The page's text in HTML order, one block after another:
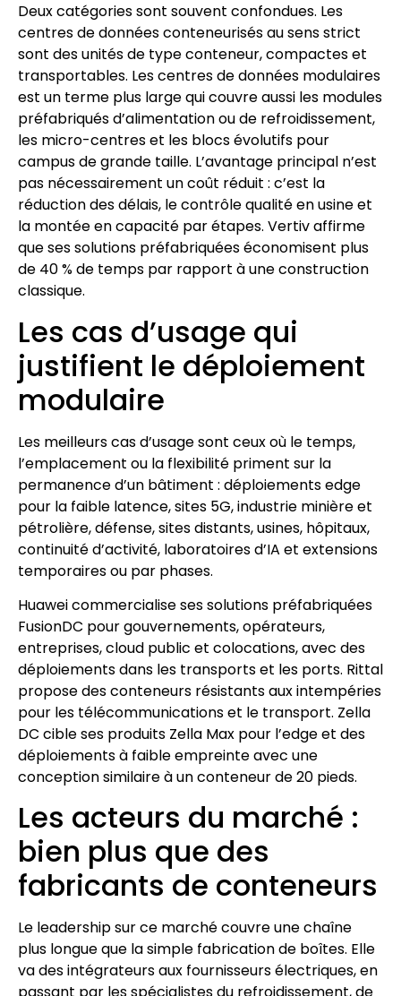
Deux catégories sont souvent confondues. Les
centres de données conteneurisés au sens strict
sont des unités de type conteneur, compactes et
transportables. Les centres de données modulaires
est un terme plus large qui couvre aussi les modules
préfabriqués d’alimentation ou de refroidissement,
les micro-centres et les blocs évolutifs pour
campus de grande taille. L’avantage principal n’est
pas nécessairement un coût réduit : c’est la
réduction des délais, le contrôle qualité en usine et
la montée en capacité par étapes. Vertiv affirme
que ses solutions préfabriquées économisent plus
de 40 % de temps par rapport à une construction
classique.
Les cas d’usage qui
justifient le déploiement
modulaire
Les meilleurs cas d’usage sont ceux où le temps,
l’emplacement ou la flexibilité priment sur la
permanence d’un bâtiment : déploiements edge
pour la faible latence, sites 5G, industrie minière et
pétrolière, défense, sites distants, usines, hôpitaux,
continuité d’activité, laboratoires d’IA et extensions
temporaires ou par phases.
Huawei commercialise ses solutions préfabriquées
FusionDC pour gouvernements, opérateurs,
entreprises, cloud public et colocations, avec des
déploiements dans les transports et les ports. Rittal
propose des conteneurs résistants aux intempéries
pour les télécommunications et le transport. Zella
DC cible ses produits Zella Max pour l’edge et des
déploiements à faible empreinte avec une
conception similaire à un conteneur de 20 pieds.
Les acteurs du marché :
bien plus que des
fabricants de conteneurs
Le leadership sur ce marché couvre une chaîne
plus longue que la simple fabrication de boîtes. Elle
va des intégrateurs aux fournisseurs électriques, en